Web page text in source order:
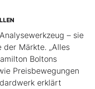
– sie
der Märkte. „Alles
Boltons
Preisbewegungen
erklärt